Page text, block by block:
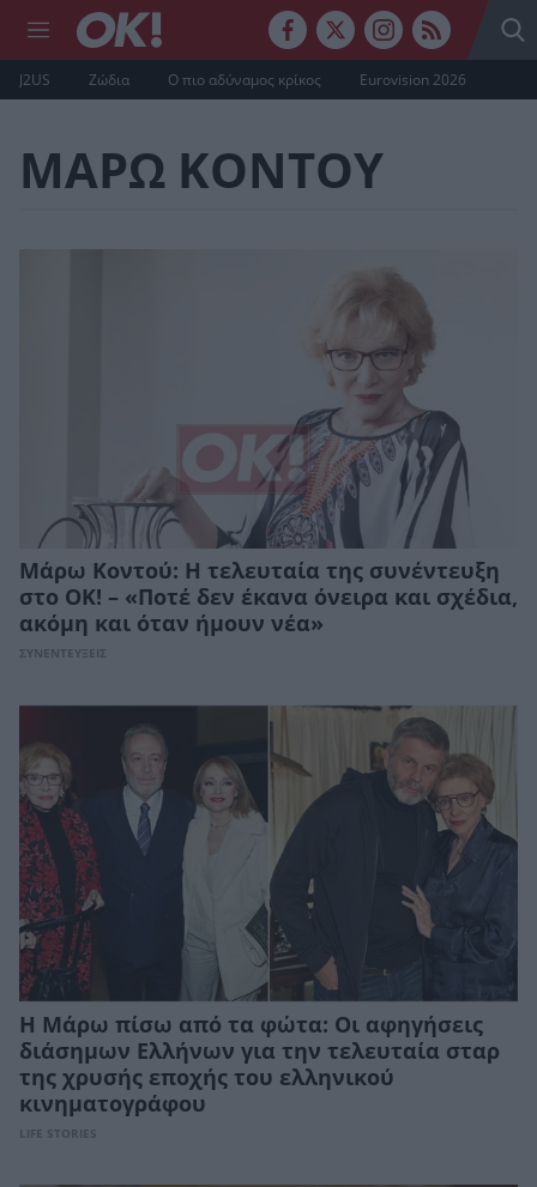
J2US Ζώδια Ο πιο αδύναμος κρίκος Eurovision 2026
ΜΑΡΩ ΚΟΝΤΟΥ
Μάρω Κοντού: Η τελευταία της συνέντευξη
στο ΟΚ! – «Ποτέ δεν έκανα όνειρα και σχέδια,
ακόμη και όταν ήμουν νέα»
ΣΥΝΕΝΤΕΥΞΕΙΣ
Η Μάρω πίσω από τα φώτα: Oι αφηγήσεις
διάσημων Ελλήνων για την τελευταία σταρ
της χρυσής εποχής του ελληνικού
κινηματογράφου
LIFE STORIES